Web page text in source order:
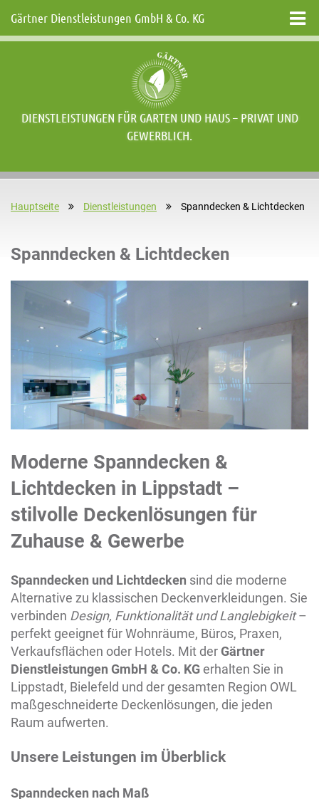
Gärtner Dienstleistungen GmbH & Co. KG
DIENSTLEISTUNGEN FÜR GARTEN UND HAUS – PRIVAT UND
GEWERBLICH.
Hauptseite Dienstleistungen Spanndecken & Lichtdecken
Spanndecken & Lichtdecken
Moderne Spanndecken &
Lichtdecken in Lippstadt –
stilvolle Deckenlösungen für
Zuhause & Gewerbe
Spanndecken und Lichtdecken sind die moderne
Alternative zu klassischen Deckenverkleidungen. Sie
verbinden Design, Funktionalität und Langlebigkeit–
perfekt geeignet für Wohnräume, Büros, Praxen,
Verkaufsflächen oder Hotels. Mit derGärtner
Dienstleistungen GmbH & Co. KGerhalten Sie in
Lippstadt, Bielefeld und der gesamten Region OWL
maßgeschneiderte Deckenlösungen, die jeden
Raum aufwerten.
Unsere Leistungen im Überblick
Spanndecken nach Maß